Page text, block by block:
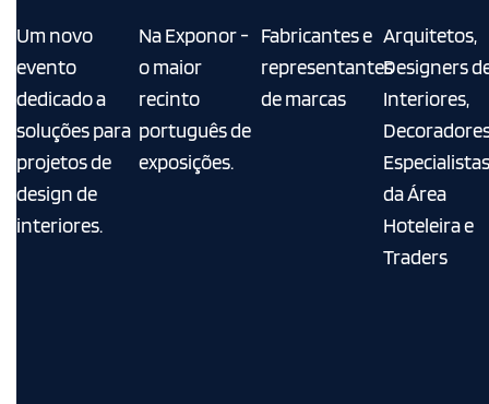
Um novo
evento
dedicado a
soluções para
projetos de
design de
interiores.
Na Exponor -
o maior
recinto
português de
exposições.
Fabricantes e
representantes
de marcas
Arquitetos,
Designers
Interiores,
Especialistas
da Área
Hoteleira e
Traders